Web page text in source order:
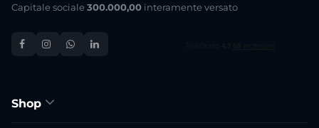
Capitale sociale 300.000,00 interamente versato
Shop